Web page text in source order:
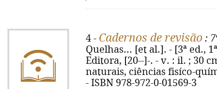
4 - Cadernos de revisão :
Quelhas... [et al.]. - [3ª ed.,
Editora, [20--]-. - v. : il. ; 30
naturais, ciências fisíco-
- ISBN 978-972-0-01569-3